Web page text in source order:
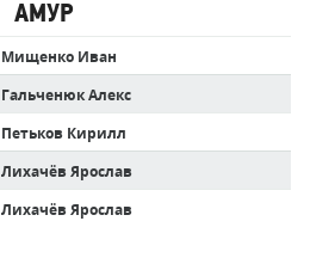
АМУР
Мищенко Иван
Гальченюк Алекс
Петьков Кирилл
Лихачёв Ярослав
Лихачёв Ярослав